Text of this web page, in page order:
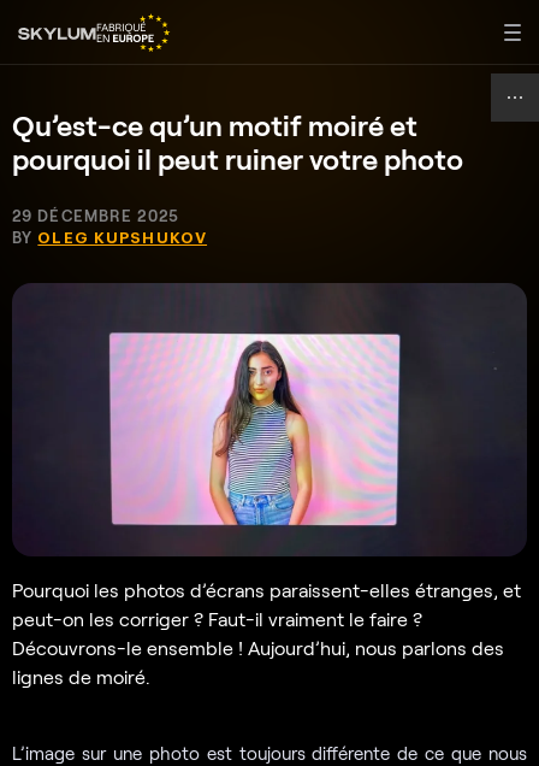
Qu’est-ce qu’un motif moiré et
pourquoi il peut ruiner votre photo
29 DÉCEMBRE 2025
BY OLEG KUPSHUKOV
Pourquoi les photos d’écrans paraissent-elles étranges, et
peut-on les corriger ? Faut-il vraiment le faire ?
Découvrons-le ensemble ! Aujourd’hui, nous parlons des
lignes de moiré.
L’image sur une photo est toujours différente de ce que nous